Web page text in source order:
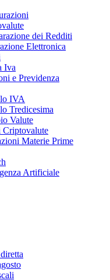
dei Redditi
Elettronica
Iva
e Previdenza
IVA
Tredicesima
Valute
Criptovalute
Materie Prime
Artificiale